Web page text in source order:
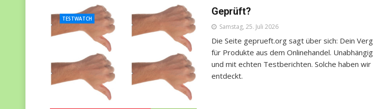
Geprüft?
TESTWATCH
Samstag, 25. Juli 2026
Die Seite geprueft.org sagt über sich: Dein
für Produkte aus dem Onlinehandel.
und mit echten Testberichten. Solche haben
entdeckt.